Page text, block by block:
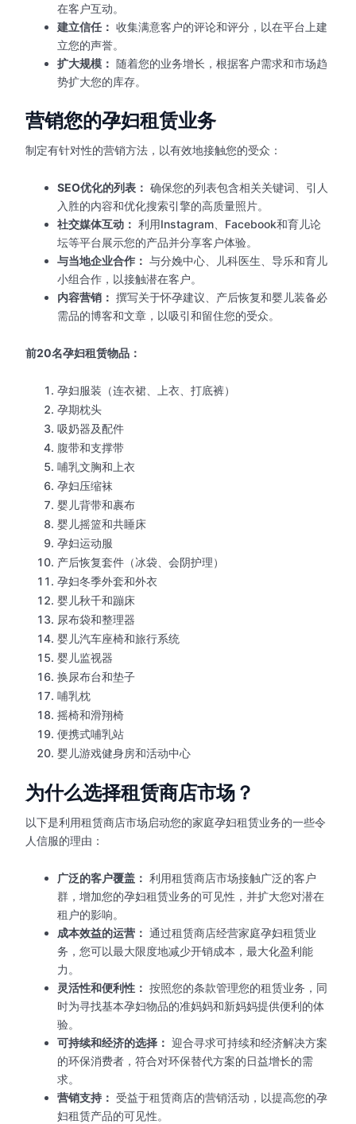
在客户互动。
建立信任： 收集满意客户的评论和评分，以在平台上建
立您的声誉。
扩大规模： 随着您的业务增长，根据客户需求和市场趋
势扩大您的库存。
营销您的孕妇租赁业务
制定有针对性的营销方法，以有效地接触您的受众：
SEO优化的列表： 确保您的列表包含相关关键词、引人
入胜的内容和优化搜索引擎的高质量照片。
社交媒体互动： 利用Instagram、Facebook和育儿论
坛等平台展示您的产品并分享客户体验。
与当地企业合作： 与分娩中心、儿科医生、导乐和育儿
小组合作，以接触潜在客户。
内容营销： 撰写关于怀孕建议、产后恢复和婴儿装备必
需品的博客和文章，以吸引和留住您的受众。
前20名孕妇租赁物品：
孕妇服装（连衣裙、上衣、打底裤）
孕期枕头
吸奶器及配件
腹带和支撑带
哺乳文胸和上衣
孕妇压缩袜
婴儿背带和裹布
婴儿摇篮和共睡床
孕妇运动服
产后恢复套件（冰袋、会阴护理）
孕妇冬季外套和外衣
婴儿秋千和蹦床
尿布袋和整理器
婴儿汽车座椅和旅行系统
婴儿监视器
换尿布台和垫子
哺乳枕
摇椅和滑翔椅
便携式哺乳站
婴儿游戏健身房和活动中心
为什么选择租赁商店市场？
以下是利用租赁商店市场启动您的家庭孕妇租赁业务的一些令
人信服的理由：
广泛的客户覆盖： 利用租赁商店市场接触广泛的客户
群，增加您的孕妇租赁业务的可见性，并扩大您对潜在
租户的影响。
成本效益的运营： 通过租赁商店经营家庭孕妇租赁业
务，您可以最大限度地减少开销成本，最大化盈利能
力。
灵活性和便利性： 按照您的条款管理您的租赁业务，同
时为寻找基本孕妇物品的准妈妈和新妈妈提供便利的体
验。
可持续和经济的选择： 迎合寻求可持续和经济解决方案
的环保消费者，符合对环保替代方案的日益增长的需
求。
营销支持： 受益于租赁商店的营销活动，以提高您的孕
妇租赁产品的可见性。